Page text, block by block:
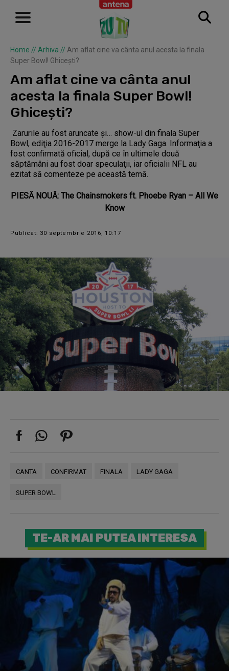
Home // Arhiva // Am aflat cine va cânta anul acesta la finala
Super Bowl! Ghiceşti?
Am aflat cine va cânta anul
acesta la finala Super Bowl!
Ghiceşti?
Zarurile au fost aruncate şi… show-ul din finala Super
Bowl, ediţia 2016-2017 merge la Lady Gaga. Informaţia a
fost confirmată oficial, după ce în ultimele două
săptămâni au fost doar speculaţii, iar oficialii NFL au
ezitat să comenteze pe această temă.
PIESĂ NOUĂ: The Chainsmokers ft. Phoebe Ryan – All We
Know
Publicat: 30 septembrie 2016, 10:17
CANTA CONFIRMAT FINALA LADY GAGA
SUPER BOWL
TE-AR MAI PUTEA INTERESA